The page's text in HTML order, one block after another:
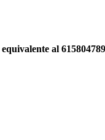
equivalente al